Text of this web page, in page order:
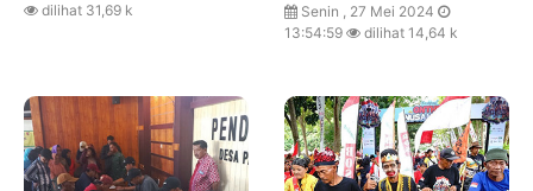
dilihat 31,69 k
Senin , 27 Mei 2024
13:54:59
dilihat 14,64 k